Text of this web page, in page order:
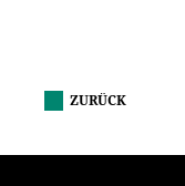
ZURÜCK